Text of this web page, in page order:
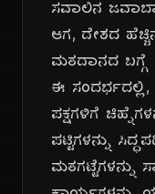
ಸವಾಲಿನ
ಆಗ, ದೇಶದ
ಮತದಾನದ ಬಗ್ಗೆ
ಈ ಸಂದರ್ಭದಲ್ಲಿ,
ಪಕ್ಷಗಳಿಗೆ
ಪಟ್ಟಿಗಳನ್ನು
ಮತಗಟ್ಟೆಗಳನ್ನು